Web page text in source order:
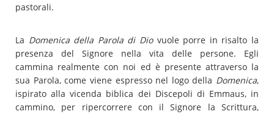
pastorali.
La Domenica della Parola di Diovuole porre in risalto la
presenza del Signore nella vita delle persone. Egli
cammina realmente con noi ed è presente attraverso la
sua Parola, come viene espresso nel logo della Domenica,
ispirato alla vicenda biblica dei Discepoli di Emmaus, in
cammino, per ripercorrere con il Signore la Scrittura,